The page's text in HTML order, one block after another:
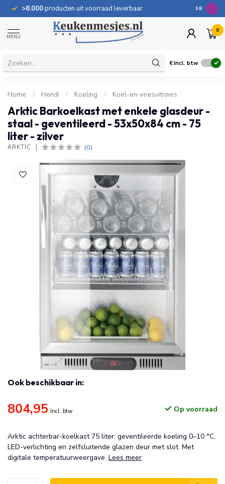
>8.000producten uit voorraad leverbaar 100
9.8
MENU
0
€Incl. btw
Home / Hendi / Koeling / Koel-en-vriesvitrines
Arktic Barkoelkast met enkele glasdeur -
staal - geventileerd - 53x50x84 cm - 75
liter - zilver
ARKTIC (0)
Ook beschikbaar in:
804,95 Incl. btw Op voorraad
Arktic achterbar-koelkast 75 liter: geventileerde koeling 0–10 °C,
LED-verlichting en zelfsluitende glazen deur met slot. Met
digitale temperatuurweergave. Lees meer.